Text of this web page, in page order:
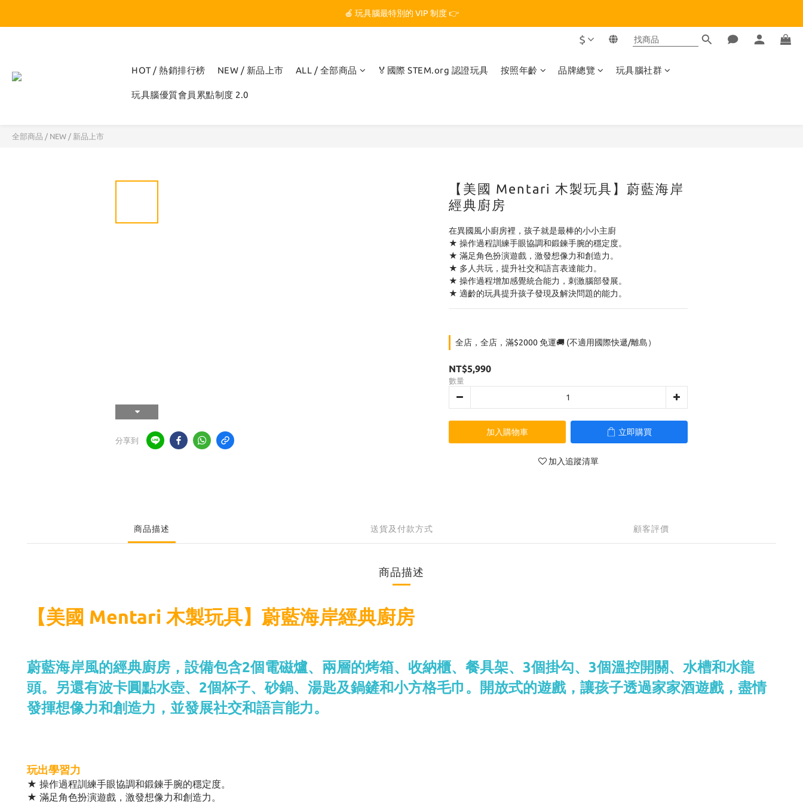
🏆 玩具腦是全台第一個獲得 STEM.org 教育平台
🍎 玩具腦最特別的 VIP 制度 👉
$
HOT / 熱銷排行榜 NEW / 新品上市 ALL / 全部商品 🏅國際 STEM.org 認證玩具 按照年齡 品牌總覽 玩具腦社群
玩具腦優質會員累點制度 2.0
全部商品 / NEW / 新品上市
分享到
【美國 Mentari 木製玩具】蔚藍海岸
經典廚房
在異國風小廚房裡，孩子就是最棒的小小主廚
★ 操作過程訓練手眼協調和鍛鍊手腕的穩定度。
★ 滿足角色扮演遊戲，激發想像力和創造力。
★ 多人共玩，提升社交和語言表達能力。
★ 操作過程增加感覺統合能力，刺激腦部發展。
★ 適齡的玩具提升孩子發現及解決問題的能力。
全店，全店，滿$2000 免運🚚 (不適用國際快遞/離島）
NT$5,990
數量
加入購物車 立即購買
加入追蹤清單
商品描述 送貨及付款方式 顧客評價
商品描述
【美國 Mentari 木製玩具】蔚藍海岸經典廚房
蔚藍海岸風的經典廚房，設備包含2個電磁爐、兩層的烤箱、收納櫃、餐具架、3個掛勾、3個溫控開關、水槽和水龍
頭。另還有波卡圓點水壺、2個杯子、砂鍋、湯匙及鍋鏟和小方格毛巾。開放式的遊戲，讓孩子透過家家酒遊戲，盡情
發揮想像力和創造力，並發展社交和語言能力。
玩出學習力
★ 操作過程訓練手眼協調和鍛鍊手腕的穩定度。
★ 滿足角色扮演遊戲，激發想像力和創造力。